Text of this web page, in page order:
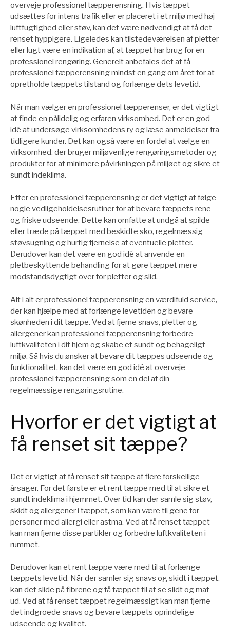
overveje professionel tæpperensning. Hvis tæppet
udsættes for intens trafik eller er placeret i et miljø med høj
luftfugtighed eller støv, kan det være nødvendigt at få det
renset hyppigere. Ligeledes kan tilstedeværelsen af pletter
eller lugt være en indikation af, at tæppet har brug for en
professionel rengøring. Generelt anbefales det at få
professionel tæpperensning mindst en gang om året for at
opretholde tæppets tilstand og forlænge dets levetid.
Når man vælger en professionel tæpperenser, er det vigtigt
at finde en pålidelig og erfaren virksomhed. Det er en god
idé at undersøge virksomhedens ry og læse anmeldelser fra
tidligere kunder. Det kan også være en fordel at vælge en
virksomhed, der bruger miljøvenlige rengøringsmetoder og
produkter for at minimere påvirkningen på miljøet og sikre et
sundt indeklima.
Efter en professionel tæpperensning er det vigtigt at følge
nogle vedligeholdelsesrutiner for at bevare tæppets rene
og friske udseende. Dette kan omfatte at undgå at spilde
eller træde på tæppet med beskidte sko, regelmæssig
støvsugning og hurtig fjernelse af eventuelle pletter.
Derudover kan det være en god idé at anvende en
pletbeskyttende behandling for at gøre tæppet mere
modstandsdygtigt over for pletter og slid.
Alt i alt er professionel tæpperensning en værdifuld service,
der kan hjælpe med at forlænge levetiden og bevare
skønheden i dit tæppe. Ved at fjerne snavs, pletter og
allergener kan professionel tæpperensning forbedre
luftkvaliteten i dit hjem og skabe et sundt og behageligt
miljø. Så hvis du ønsker at bevare dit tæppes udseende og
funktionalitet, kan det være en god idé at overveje
professionel tæpperensning som en del af din
regelmæssige rengøringsrutine.
Hvorfor er det vigtigt at
få renset sit tæppe?
Det er vigtigt at få renset sit tæppe af flere forskellige
årsager. For det første er et rent tæppe med til at sikre et
sundt indeklima i hjemmet. Over tid kan der samle sig støv,
skidt og allergener i tæppet, som kan være til gene for
personer med allergi eller astma. Ved at få renset tæppet
kan man fjerne disse partikler og forbedre luftkvaliteten i
rummet.
Derudover kan et rent tæppe være med til at forlænge
tæppets levetid. Når der samler sig snavs og skidt i tæppet,
kan det slide på fibrene og få tæppet til at se slidt og mat
ud. Ved at få renset tæppet regelmæssigt kan man fjerne
det indgroede snavs og bevare tæppets oprindelige
udseende og kvalitet.